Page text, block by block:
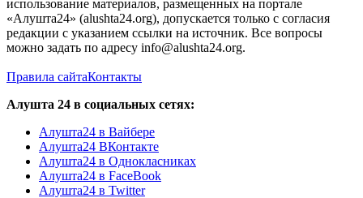
использование материалов, размещенных на портале
«Алушта24» (alushta24.org), допускается только с согласия
редакции с указанием ссылки на источник. Все вопросы
можно задать по адресу info@alushta24.org.
Правила сайтаКонтакты
Алушта 24 в социальных сетях:
Алушта24 в Вайбере
Алушта24 ВКонтакте
Алушта24 в Однокласниках
Алушта24 в FaceBook
Алушта24 в Twitter